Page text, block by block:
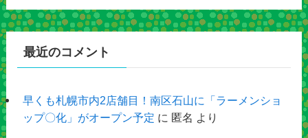
最近のコメント
早くも札幌市内2店舗目！南区石山に「ラーメンショ
ップ〇化」がオープン予定 に 匿名 より